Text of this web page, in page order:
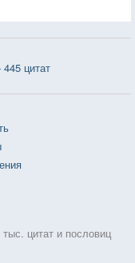
цитат
тыс. цитат и пословиц